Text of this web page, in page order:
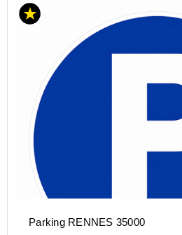
Parking RENNES 35000